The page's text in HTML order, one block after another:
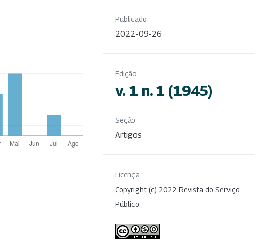
Publicado
2022-09-26
Edição
v. 1 n. 1 (1945)
Seção
Artigos
Licença
Copyright (c) 2022 Revista do Serviço
Público